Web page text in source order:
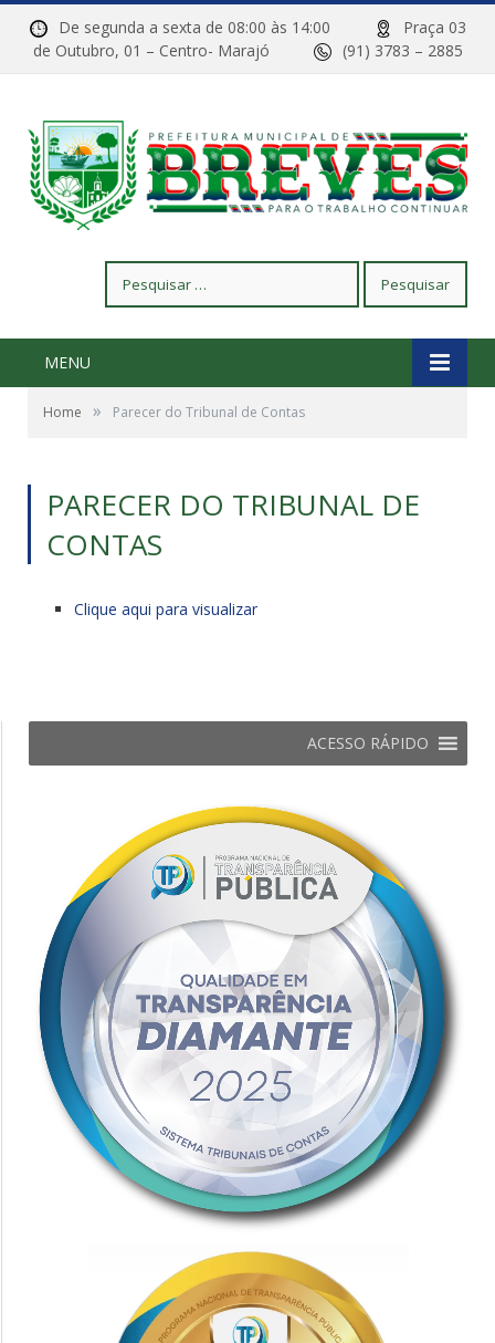
De segunda a sexta de 08:00 às 14:00
Praça 03
de Outubro, 01 – Centro- Marajó
(91) 3783 – 2885
por:
MENU
Home » Parecer do Tribunal de Contas
PARECER DO TRIBUNAL DE
CONTAS
Clique aqui para visualizar
ACESSO RÁPIDO